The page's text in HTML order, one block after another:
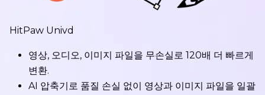
HitPaw Univd
영상, 오디오, 이미지 파일을 무손실로 120배 더 빠르게
변환.
AI 압축기로 품질 손실 없이 영상과 이미지 파일을 일괄